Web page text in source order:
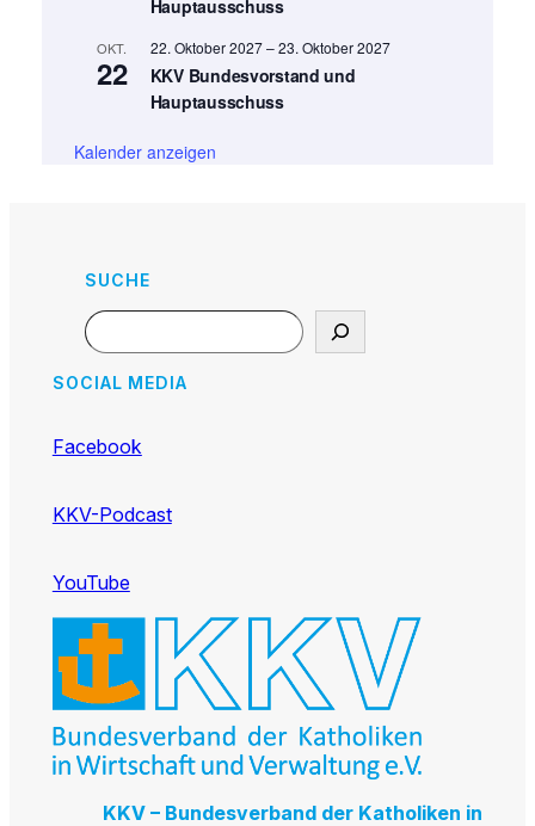
Hauptausschuss
OKT.
22
22. Oktober 2027–23. Oktober 2027
KKV Bundesvorstand und
Hauptausschuss
Kalender anzeigen
SUCHE
Search
SOCIAL MEDIA
Facebook
KKV-Podcast
YouTube
KKV – Bundesverband der Katholiken in